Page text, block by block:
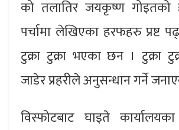
को तलातिर जयकृष्ण गोइतको
पर्चामा लेखिएका हरफहरु प्रष्ट
टुक्रा टुक्रा भएका छन । टुक्रा
जाडेर प्रहरीले अनुसन्धान गर्ने
विस्फोटबाट घाइते